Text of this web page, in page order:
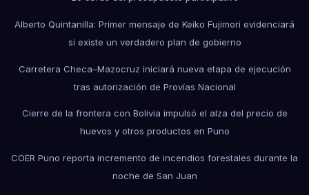
Alberto Quintanilla: Primer mensaje de Keiko Fujimori evidenciará
si existe un verdadero plan de gobierno
Carretera Checa–Mazocruz iniciará nueva etapa de ejecución
tras autorización de Provías Nacional
Cierre de la frontera con Bolivia impulsó el alza del precio de
huevos y otros productos en Puno
COER Puno reporta incremento de incendios forestales durante la
noche de San Juan